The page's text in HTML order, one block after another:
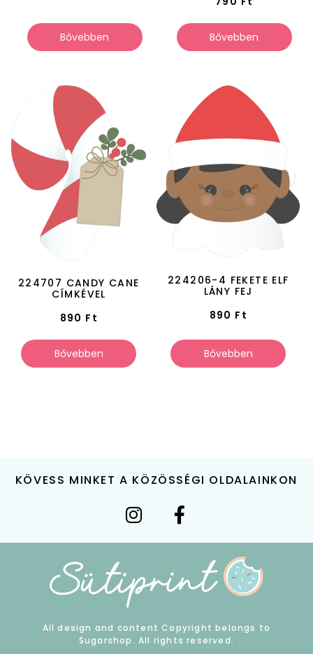
Bővebben Bővebben
224707 CANDY CANE
CÍMKÉVEL
890 Ft
Bővebben
224206-4 FEKETE ELF
LÁNY FEJ
890 Ft
Bővebben
KÖVESS MINKET A KÖZÖSSÉGI OLDALAINKON
All design and content Copyright belongs to
Sugarshop. All rights reserved.